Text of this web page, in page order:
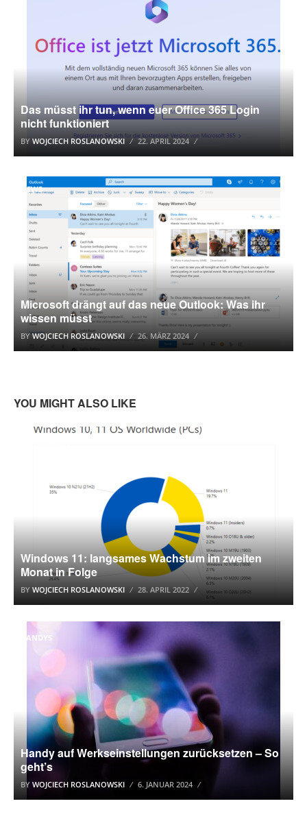
Das müsst ihr tun, wenn euer Office 365 Login
nicht funktioniert
BY WOJCIECH ROSLANOWSKI 22. APRIL 2024
NEWS
Microsoft drängt auf das neue Outlook: Was ihr
wissen müsst
BYWOJCIECH ROSLANOWSKI 26. MÄRZ 2024
YOU MIGHT ALSO LIKE
Windows 11: langsames Wachstum im zweiten
Monat in Folge
BY WOJCIECH ROSLANOWSKI 28. APRIL 2022
HANDYS
Handy auf Werkseinstellungen zurücksetzen – So
geht’s
BY WOJCIECH ROSLANOWSKI 6. JANUAR 2024